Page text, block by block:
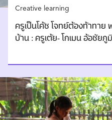
Creative learning
ครูเป็นโค้ช โจทย์ต้องท้าทา
บ้าน : ครูเต้ย- โกเมน อ้อชัย